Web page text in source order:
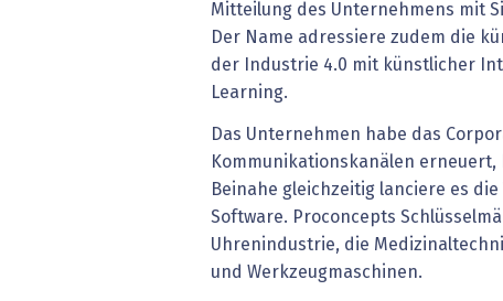
Mitteilung des Unternehmens mit
Der Name adressiere zudem die
der Industrie 4.0 mit künstlicher
Learning.
Das Unternehmen habe das
Kommunikationskanälen
Beinahe gleichzeitig lanciere es die
Software. Proconcepts
Uhrenindustrie, die
und Werkzeugmaschinen.